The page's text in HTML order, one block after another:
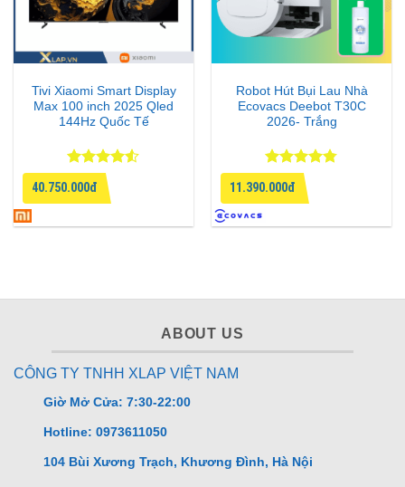
Tivi Xiaomi Smart Display
Max 100 inch 2025 Qled
144Hz Quốc Tế
Được xếp
hạng
4.5
5 sao
40.750.000đ
Robot Hút Bụi Lau Nhà
Ecovacs Deebot T30C
2026- Trắng
Được xếp
hạng
4.75
5 sao
11.390.000đ
ABOUT US
CÔNG TY TNHH XLAP VIỆT NAM
Giờ Mở Cửa: 7:30-22:00
Hotline: 0973611050
104 Bùi Xương Trạch, Khương Đình, Hà Nội